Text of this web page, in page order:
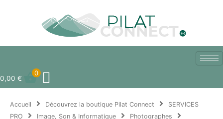
0,00 €
0
Accueil Découvrez la boutique Pilat Connect
SERVICES
PRO
Image, Son & Informatique
Photographes